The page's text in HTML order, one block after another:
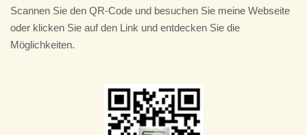
Scannen Sie den QR-Code und besuchen Sie meine Webseite
oder klicken Sie auf den Link und entdecken Sie die
Möglichkeiten.